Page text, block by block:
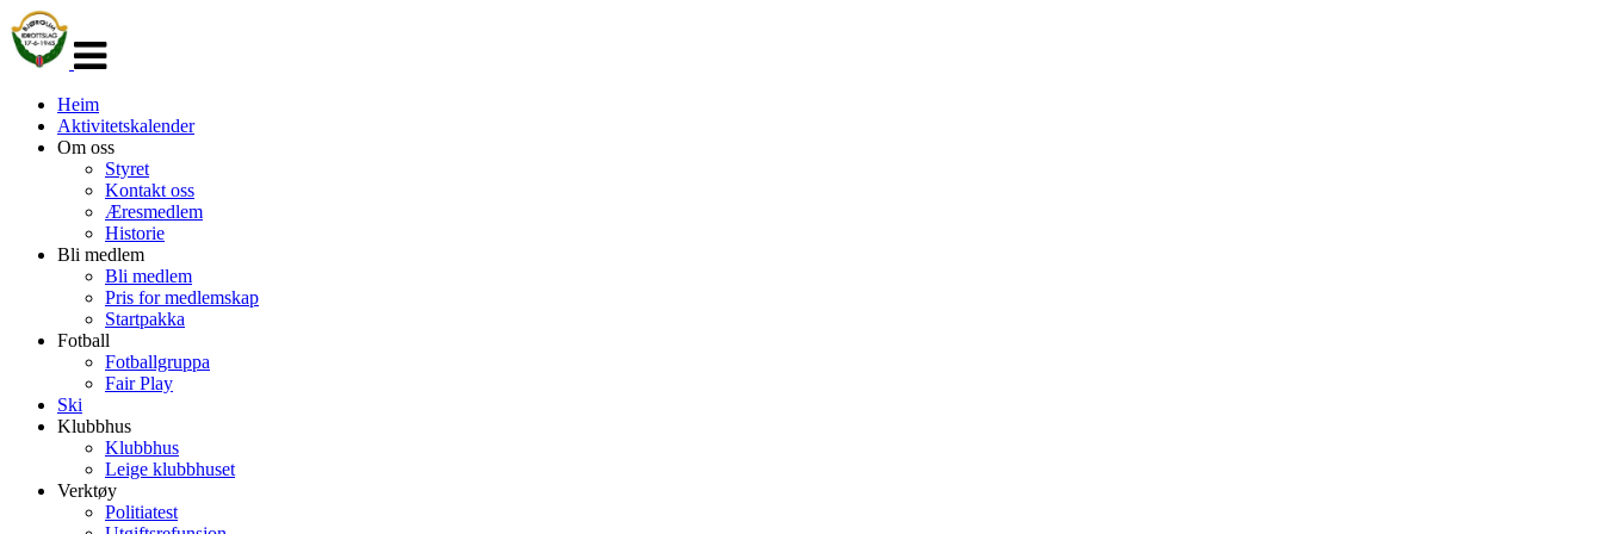
navigasjon
Heim
Aktivitetskalender
Om oss
Styret
Kontakt oss
Æresmedlem
Historie
Bli medlem
Bli medlem
Pris for medlemskap
Startpakka
Fotball
Fotballgruppa
Fair Play
Ski
Klubbhus
Klubbhus
Leige klubbhuset
Verktøy
Politiatest